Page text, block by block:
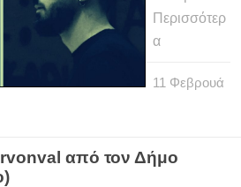
Περισσότερ
α
11 Φεβρουά
από τον Δήμο